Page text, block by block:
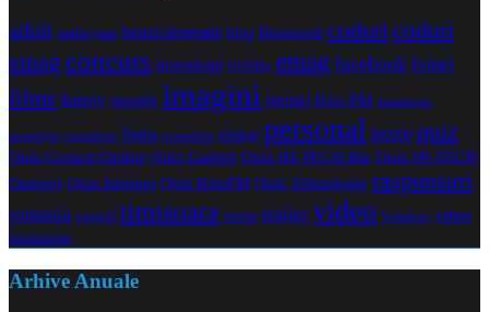
adult audio bani benzi desenate blog Bucuresti coduricoduri
emag concurs download DVDRip emag facebook femei
filme funny google imagini jocuri Kiss FM maramures
messenger noiembrie Nokia octombrie orange personal pozequiz
Quiz Comert Online Quiz Gadget Quiz HI-TECH Biz Quiz HI-TECH
Oameni Quiz Internet Quiz KissFM Quiz Tehnologie raspunsuri
romania sugestii timisoara torrent trailer video Vodafone yahoo
messenger
Arhive Anuale